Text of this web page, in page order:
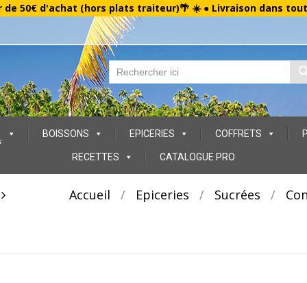
50€ d'achat (hors plats traiteur)🌴 ☀️ ● Livraison dans
BOISSONS EPICERIES COFFRETS
RECETTES CATALOGUE PRO
Accueil / Epiceries / Sucrées /